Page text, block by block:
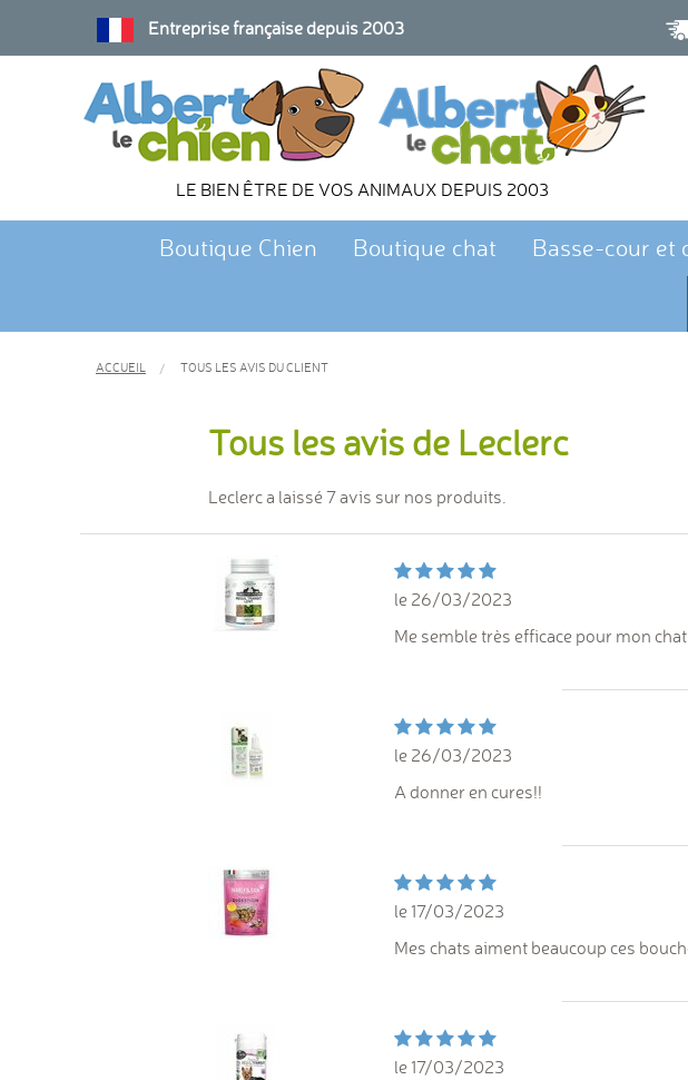
Entreprise française depuis 2003
LE BIEN ÊTRE DE VOS ANIMAUX DEPUIS 2003
Boutique Chien Boutique chat Basse-cour et
ACCUEIL TOUS LES AVIS DU CLIENT
Tous les avis de Leclerc
Leclerc a laissé 7 avis sur nos produits.
le 26/03/2023
Me semble très efficace pour mon
le 26/03/2023
A donner en cures!!
le 17/03/2023
Mes chats aiment beaucoup ces
le 17/03/2023